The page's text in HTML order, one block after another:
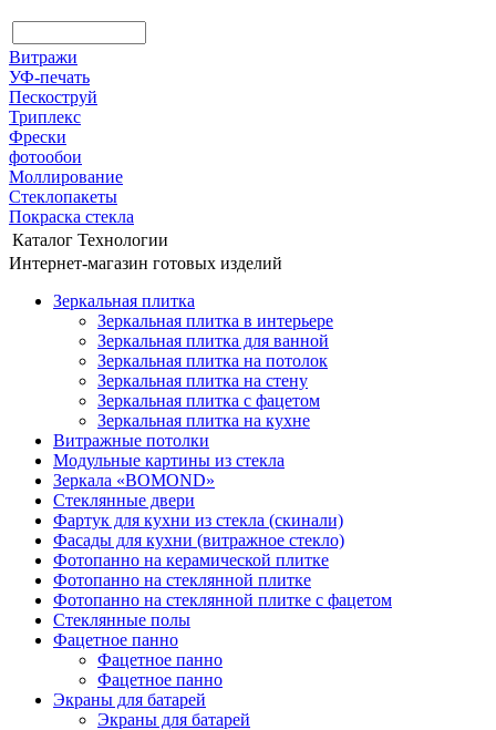
Витражи
УФ-печать
Пескоструй
Триплекс
Фрески
фотообои
Моллирование
Стеклопакеты
Покраска стекла
Каталог Технологии
Интернет-магазин готовых изделий
Зеркальная плитка
Зеркальная плитка в интерьере
Зеркальная плитка для ванной
Зеркальная плитка на потолок
Зеркальная плитка на стену
Зеркальная плитка с фацетом
Зеркальная плитка на кухне
Витражные потолки
Модульные картины из стекла
Зеркала «BOMOND»
Стеклянные двери
Фартук для кухни из стекла (скинали)
Фасады для кухни (витражное стекло)
Фотопанно на керамической плитке
Фотопанно на стеклянной плитке
Фотопанно на стеклянной плитке с фацетом
Стеклянные полы
Фацетное панно
Фацетное панно
Фацетное панно
Экраны для батарей
Экраны для батарей